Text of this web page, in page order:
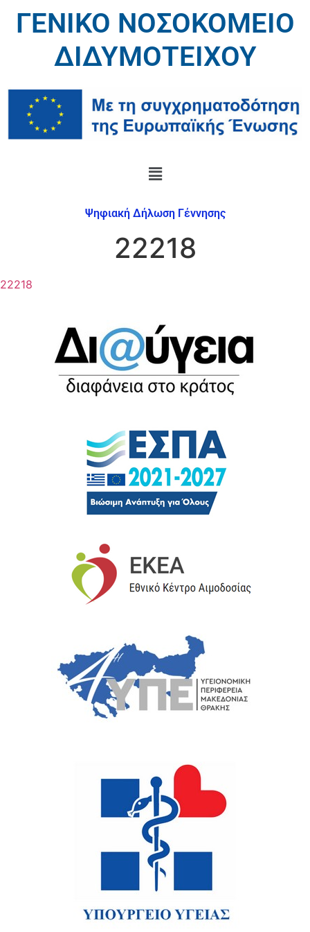
ΓΕΝΙΚΟ ΝΟΣΟΚΟΜΕΙΟ
ΔΙΔΥΜΟΤΕΙΧΟΥ
Ψηφιακή Δήλωση Γέννησης
22218
22218